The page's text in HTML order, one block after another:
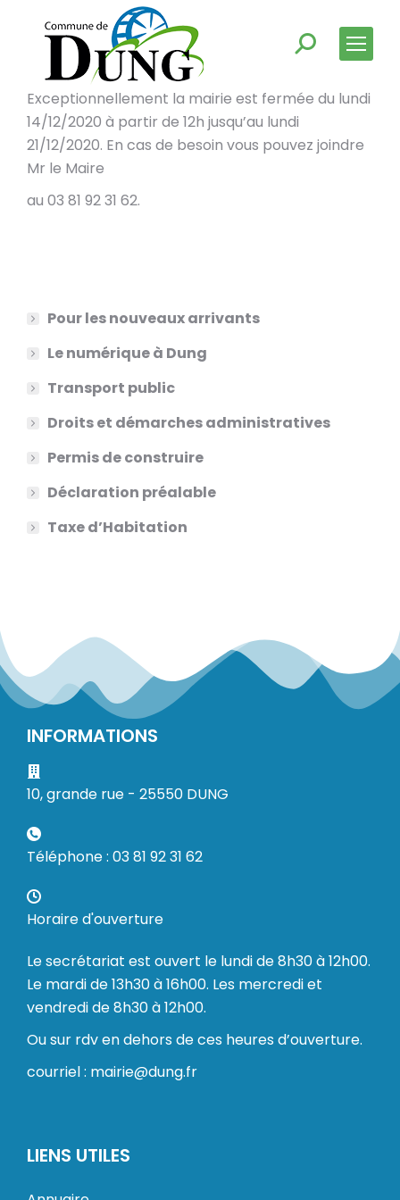
Exceptionnellement la mairie est fermée du lundi
14/12/2020 à partir de 12h jusqu’au lundi
21/12/2020. En cas de besoin vous pouvez joindre
Mr le Maire
au 03 81 92 31 62.
Pour les nouveaux arrivants
Le numérique à Dung
Transport public
Droits et démarches administratives
Permis de construire
Déclaration préalable
Taxe d’Habitation
INFORMATIONS
10, grande rue - 25550 DUNG
Téléphone : 03 81 92 31 62
Horaire d'ouverture
Le secrétariat est ouvert le lundi de 8h30 à 12h00.
Le mardi de 13h30 à 16h00. Les mercredi et
vendredi de 8h30 à 12h00.
Ou sur rdv en dehors de ces heures d’ouverture.
courriel : mairie@dung.fr
LIENS UTILES